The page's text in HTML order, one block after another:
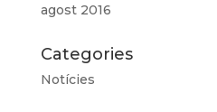
agost 2016
Categories
Notícies